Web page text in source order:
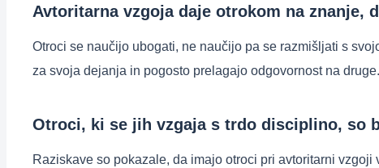
Avtoritarna vzgoja daje otrokom na znanje,
Otroci se naučijo ubogati, ne naučijo pa se razmišljati s
za svoja dejanja in pogosto prelagajo odgovornost na
Otroci, ki se jih vzgaja s trdo disciplino, so
Raziskave so pokazale, da imajo otroci pri avtoritarni